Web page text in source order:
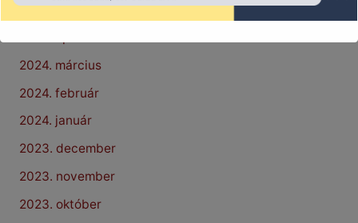
2024. május
2024. március
2024. február
2024. január
2023. december
2023. november
2023. október